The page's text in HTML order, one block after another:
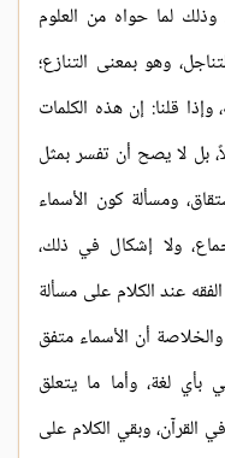
لما حواه من العلوم
وهو بمعنى التنازع؛
وإذا قلنا: إن هذه الكلمات
بل لا يصح أن تفسر بمثل
ومسألة كون الأسماء
ولا إشكال في ذلك،
عند الكلام على مسألة
أن الأسماء متفق
بأي لغة، وأما ما يتعلق
القرآن، وبقي الكلام على